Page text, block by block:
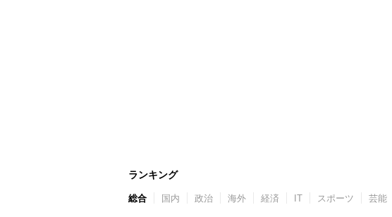
ランキング
総合 国内 政治 海外 経済 IT スポーツ 芸能